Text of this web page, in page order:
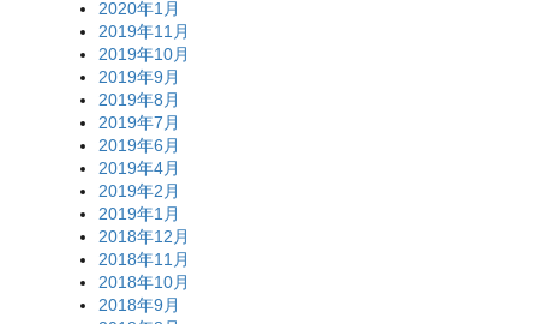
2020年1月
2019年11月
2019年10月
2019年9月
2019年8月
2019年7月
2019年6月
2019年4月
2019年2月
2019年1月
2018年12月
2018年11月
2018年10月
2018年9月